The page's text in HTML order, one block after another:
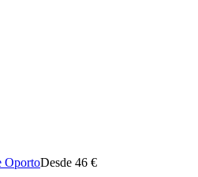
OportoDesde 46 €